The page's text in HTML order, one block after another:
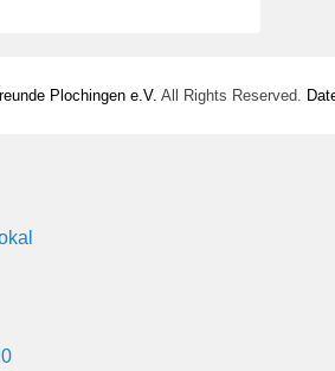
Plochingen e.V. All Rights Reserved.